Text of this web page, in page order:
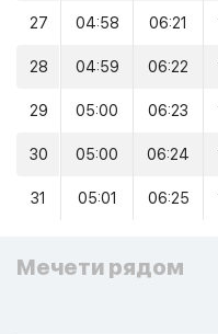
27 04:58 06:21
28 04:59 06:22
29 05:00 06:23
30 05:00 06:24
31 05:01 06:25
Мечети рядом